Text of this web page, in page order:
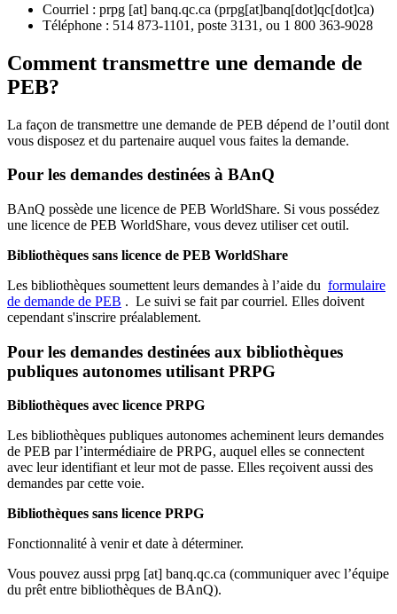
Courriel : prpg [at] banq.qc.ca (prpg[at]banq[dot]qc[dot]ca)
Téléphone : 514 873-1101, poste 3131, ou 1 800 363-9028
Comment transmettre une demande de
PEB?
La façon de transmettre une demande de PEB dépend de l’outil dont
vous disposez et du partenaire auquel vous faites la demande.
Pour les demandes destinées à BAnQ
BAnQ possède une licence de PEB WorldShare. Si vous possédez
une licence de PEB WorldShare, vous devez utiliser cet outil.
Bibliothèques sans licence de PEB WorldShare
Les bibliothèques soumettent leurs demandes à l’aide du formulaire
de demande de PEB . Le suivi se fait par courriel. Elles doivent
cependant s'inscrire préalablement.
Pour les demandes destinées aux bibliothèques
publiques autonomes utilisant PRPG
Bibliothèques avec licence PRPG
Les bibliothèques publiques autonomes acheminent leurs demandes
de PEB par l’intermédiaire de PRPG, auquel elles se connectent
avec leur identifiant et leur mot de passe. Elles reçoivent aussi des
demandes par cette voie.
Bibliothèques sans licence PRPG
Fonctionnalité à venir et date à déterminer.
Vous pouvez aussi prpg [at] banq.qc.ca (communiquer avec l’équipe
du prêt entre bibliothèques de BAnQ).